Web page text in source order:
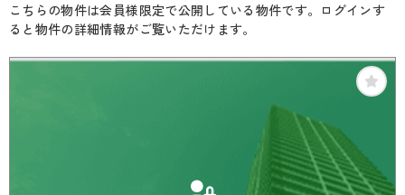
こちらの物件は会員様限定で公開している物件です。ログインす
ると物件の詳細情報がご覧いただけます。